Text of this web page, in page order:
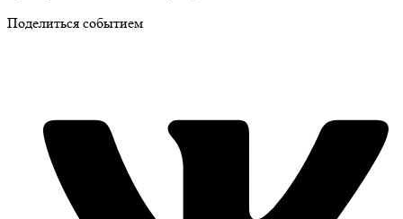
Поделиться событием